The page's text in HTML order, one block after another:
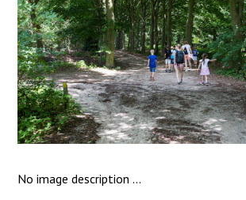
No image description ...